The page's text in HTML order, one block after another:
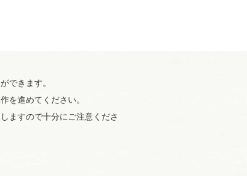
できます。
を進めてください。
ますので十分にご注意くださ